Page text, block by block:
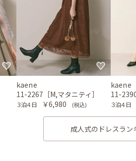
kaene
11-2267［M,マタニティ］
３泊４日 ￥6,980 (税込)
kaene
11-
３泊４日
成人式のドレスラン